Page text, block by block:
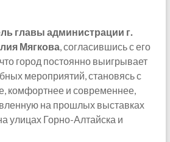
главы администрации г.
Мягкова, согласившись с его
город постоянно выигрывает
мероприятий, становясь с
комфортнее и современнее,
на прошлых выставках
улицах Горно-Алтайска и